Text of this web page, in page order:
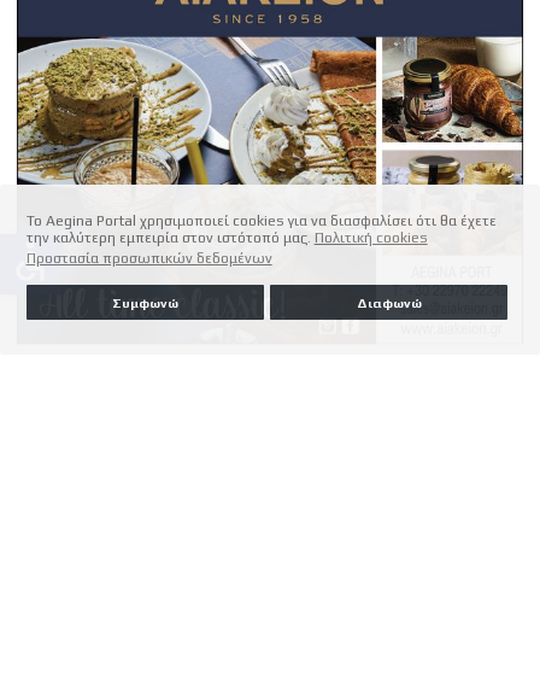
Το Aegina Portal χρησιμοποιεί cookies για να διασφαλίσει ότι θα έχετε
την καλύτερη εμπειρία στον ιστότοπό μας. Πολιτική cookies
Προστασία προσωπικών δεδομένων
Συμφωνώ Διαφωνώ
accessible